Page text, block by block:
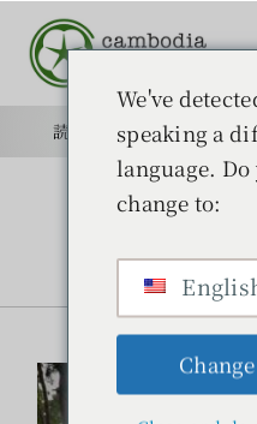
キ
読
読みもの
読みも
We've
speaking a
language.
change to: